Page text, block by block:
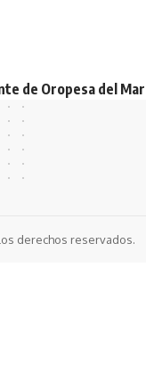
de Oropesa del Mar
derechos reservados.